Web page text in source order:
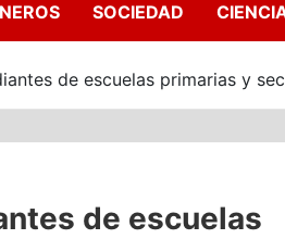
SOCIEDAD
de escuelas primarias y
de escuelas